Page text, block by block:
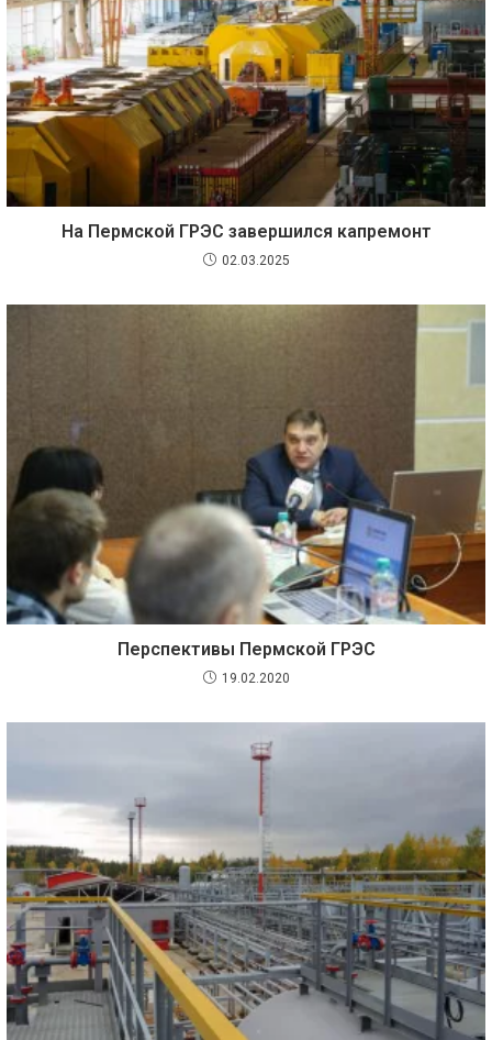
На Пермской ГРЭС завершился капремонт
02.03.2025
Перспективы Пермской ГРЭС
19.02.2020